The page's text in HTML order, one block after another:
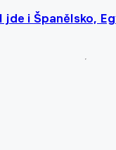
i Španělsko,